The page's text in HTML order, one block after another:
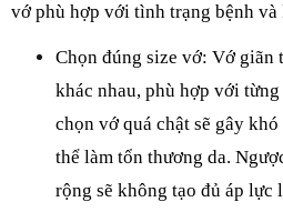
vớ phù hợp với tình trạng bệnh và
Chọn đúng size vớ: Vớ giãn
khác nhau, phù hợp với
chọn vớ quá chật sẽ gây
thể làm tổn thương da.
rộng sẽ không tạo đủ áp lực